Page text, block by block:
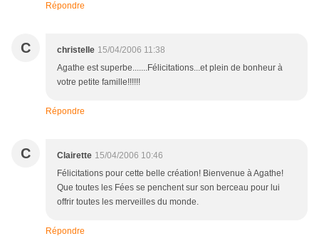
Répondre
C christelle 15/04/2006 11:38
Agathe est superbe.......Félicitations...et plein de bonheur à
votre petite famille!!!!!!
Répondre
C Clairette 15/04/2006 10:46
Félicitations pour cette belle création! Bienvenue à Agathe!
Que toutes les Fées se penchent sur son berceau pour lui
offrir toutes les merveilles du monde.
Répondre